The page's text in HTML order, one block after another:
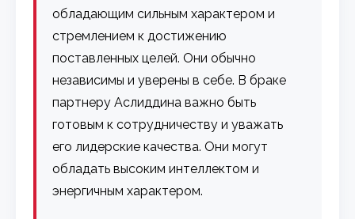
обладающим сильным характером и
стремлением к достижению
поставленных целей. Они обычно
независимы и уверены в себе. В браке
партнеру Аслиддина важно быть
готовым к сотрудничеству и уважать
его лидерские качества. Они могут
обладать высоким интеллектом и
энергичным характером.